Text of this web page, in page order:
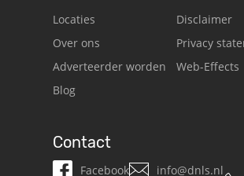
Locaties
Over ons
Adverteerder worden
Blog
Disclaimer
Privacy
Web-Effects
Contact
Facebook info@dnls.nl